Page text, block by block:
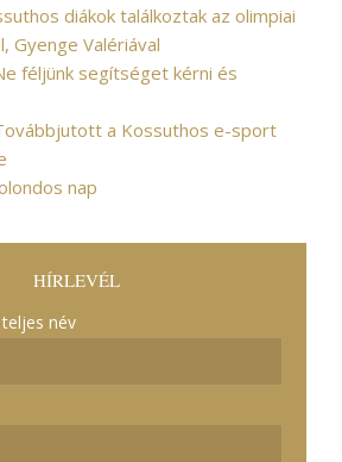
diákok találkoztak az olimpiai
Gyenge Valériával
féljünk segítséget kérni és
a Kossuthos e-sport
nap
HÍRLEVÉL
név